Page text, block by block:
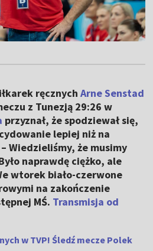
ręcznychArne Senstad
z Tunezją 29:26 w
przyznał, że spodziewał się,
lepiej niż na
Wiedzieliśmy, że musimy
naprawdę ciężko, ale
wtorek biało-czerwone
na zakończenie
MŚ. Transmisja od
w TVP! Śledź mecze Polek